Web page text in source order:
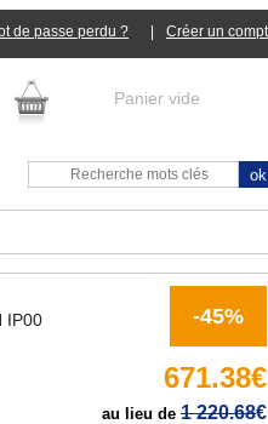
de passe perdu ?
Panier vide
IP00
-45%
671.38€
au lieu de 1 220.68€